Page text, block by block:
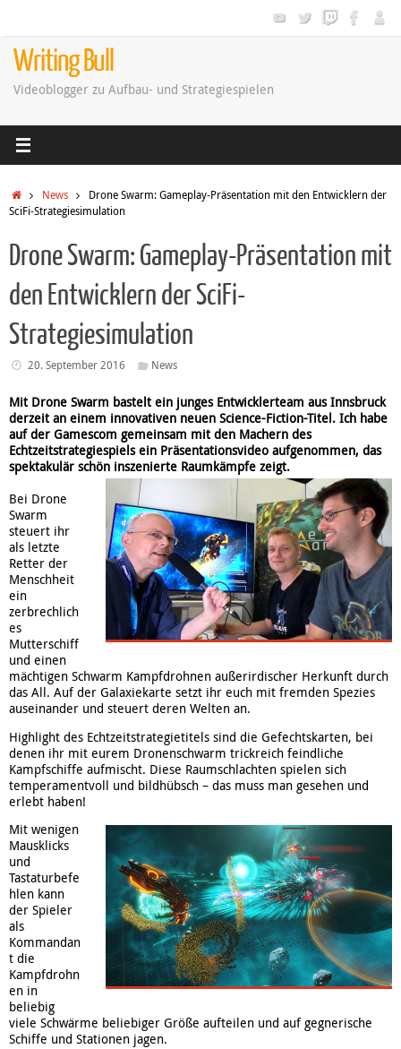
Writing Bull
Videoblogger zu Aufbau- und Strategiespielen
Startseite
News
Drone Swarm: Gameplay-Präsentation mit den Entwicklern der
SciFi-Strategiesimulation
Drone Swarm: Gameplay-Präsentation mit
den Entwicklern der SciFi-
Strategiesimulation
20. September 2016 News
Mit Drone Swarm bastelt ein junges Entwicklerteam aus Innsbruck
derzeit an einem innovativen neuen Science-Fiction-Titel. Ich habe
auf der Gamescom gemeinsam mit den Machern des
Echtzeitstrategiespiels ein Präsentationsvideo aufgenommen, das
spektakulär schön inszenierte Raumkämpfe zeigt.
Bei Drone
Swarm
steuert ihr
als letzte
Retter der
Menschheit
ein
zerbrechlich
es
Mutterschiff
und einen
mächtigen Schwarm Kampfdrohnen außerirdischer Herkunft durch
das All. Auf der Galaxiekarte setzt ihr euch mit fremden Spezies
auseinander und steuert deren Welten an.
Highlight des Echtzeitstrategietitels sind die Gefechtskarten, bei
denen ihr mit eurem Dronenschwarm trickreich feindliche
Kampfschiffe aufmischt. Diese Raumschlachten spielen sich
temperamentvoll und bildhübsch – das muss man gesehen und
erlebt haben!
Mit wenigen
Mausklicks
und
Tastaturbefe
hlen kann
der Spieler
als
Kommandan
t die
Kampfdrohn
en in
beliebig
viele Schwärme beliebiger Größe aufteilen und auf gegnerische
Schiffe und Stationen jagen.